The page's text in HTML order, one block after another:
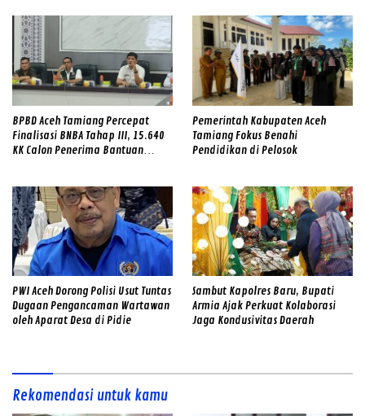
BPBD Aceh Tamiang Percepat
Finalisasi BNBA Tahap III, 15.640
KK Calon Penerima Bantuan
Pemerintah Kabupaten Aceh
Tamiang Fokus Benahi
Pendidikan di Pelosok
PWI Aceh Dorong Polisi Usut Tuntas
Dugaan Pengancaman Wartawan
oleh Aparat Desa di Pidie
Sambut Kapolres Baru, Bupati
Armia Ajak Perkuat Kolaborasi
Jaga Kondusivitas Daerah
Rekomendasi untuk kamu